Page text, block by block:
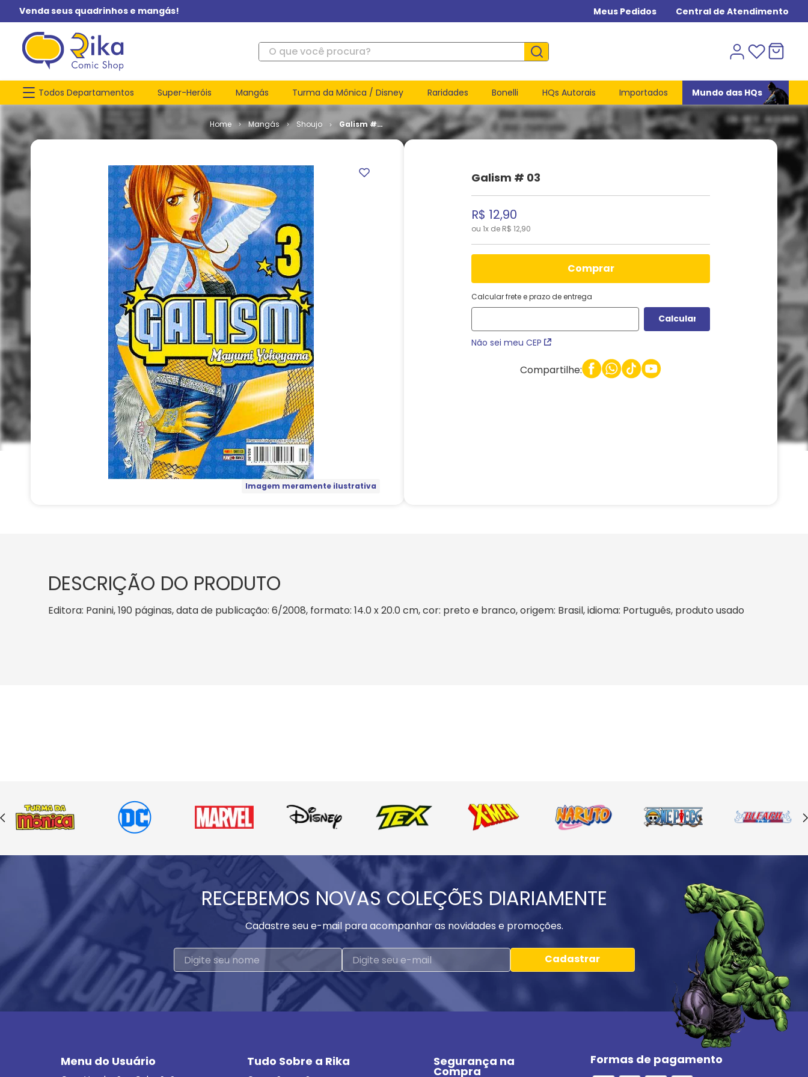
Venda seus quadrinhos e mangás! Meus Pedidos Central de Atendimento
O que você procura?
Todos Departamentos Super-Heróis Mangás Turma da Mônica / Disney Raridades Bonelli HQs Autorais Importados Mundo das HQs
Mangás Shoujo
Galism #
03
Imagem meramente ilustrativa
Galism # 03
R$ 12,90
ou 1x de R$ 12,90
comprar
Calcular frete e prazo de entrega
Não sei meu CEP
Compartilhe:
DESCRIÇÃO DO PRODUTO
Editora: Panini, 190 páginas, data de publicação: 6/2008, formato: 14.0 x 20.0 cm, cor: preto e branco, origem: Brasil, idioma: Português, produto usado
RECEBEMOS NOVAS COLEÇÕES DIARIAMENTE
Cadastre seu e-mail para acompanhar as novidades e promoções.
Cadastrar
Menu do Usuário Tudo Sobre a Rika Segurança na
Compra
Formas de pagamento